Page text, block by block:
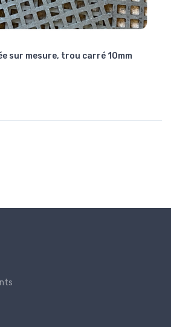
sur mesure, trou carré 10mm